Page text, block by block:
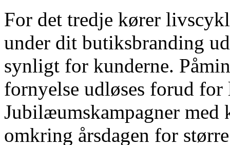
For det tredje kører
under dit butiksbranding
synligt for kunderne.
fornyelse udløses forud
Jubilæumskampagner
omkring årsdagen for